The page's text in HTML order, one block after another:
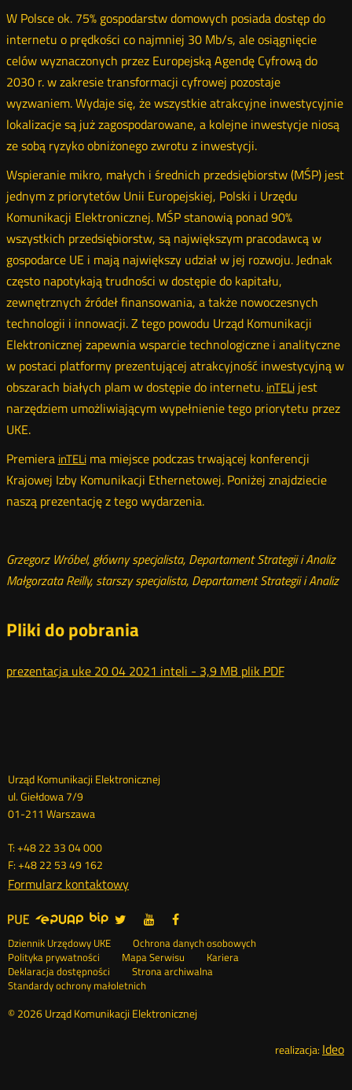
W Polsce ok. 75% gospodarstw domowych posiada dostęp do
internetu o prędkości co najmniej 30 Mb/s, ale osiągnięcie
celów wyznaczonych przez Europejską Agendę Cyfrową do
2030 r. w zakresie transformacji cyfrowej pozostaje
wyzwaniem. Wydaje się, że wszystkie atrakcyjne inwestycyjnie
lokalizacje są już zagospodarowane, a kolejne inwestycje niosą
ze sobą ryzyko obniżonego zwrotu z inwestycji.
Wspieranie mikro, małych i średnich przedsiębiorstw (MŚP) jest
jednym z priorytetów Unii Europejskiej, Polski i Urzędu
Komunikacji Elektronicznej. MŚP stanowią ponad 90%
wszystkich przedsiębiorstw, są największym pracodawcą w
gospodarce UE i mają największy udział w jej rozwoju. Jednak
często napotykają trudności w dostępie do kapitału,
zewnętrznych źródeł finansowania, a także nowoczesnych
technologii i innowacji. Z tego powodu Urząd Komunikacji
Elektronicznej zapewnia wsparcie technologiczne i analityczne
w postaci platformy prezentującej atrakcyjność inwestycyjną w
obszarach białych plam w dostępie do internetu. inTELijest
narzędziem umożliwiającym wypełnienie tego priorytetu przez
UKE.
Premiera inTELima miejsce podczas trwającej konferencji
Krajowej Izby Komunikacji Ethernetowej. Poniżej znajdziecie
naszą prezentację z tego wydarzenia.
Grzegorz Wróbel, główny specjalista, Departament Strategii i Analiz
Małgorzata Reilly, starszy specjalista, Departament Strategii i Analiz
Pliki do pobrania
prezentacja uke 20 04 2021 inteli - 3,9 MB plik PDF
Dane
kontaktowe
Urząd Komunikacji Elektronicznej
ul. Giełdowa 7/9
01-211 Warszawa
T: +48 22 33 04 000
F: +48 22 53 49 162
Formularz kontaktowy
UKE
Serwisy
>Social
Media
UKE
portalu
Twitter
Otwórz
nowym
oknie
UKE
portalu
Youtube
Otwórz
nowym
oknie
portalu
Facebook
nowym
oknie
Menu
stopka
Dziennik Urzędowy UKE Otwórz
nowym
oknie
Ochrona danych osobowych
Polityka prywatności
Mapa Serwisu Kariera
Deklaracja dostępności Strona archiwalna
Standardy ochrony małoletnich
© 2026 Urząd Komunikacji Elektronicznej
realizacja: Ideo